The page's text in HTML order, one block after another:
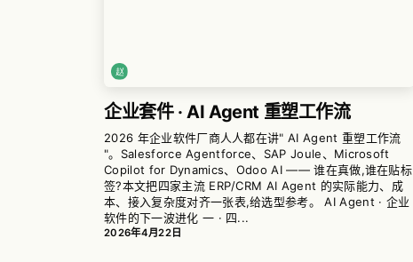
企业套件 · AI Agent 重塑工作流
2026 年企业软件厂商人人都在讲" AI Agent 重塑工作流
"。Salesforce Agentforce、SAP Joule、Microsoft
Copilot for Dynamics、Odoo AI —— 谁在真做,谁在贴标
签?本文把四家主流 ERP/CRM AI Agent 的实际能力、成
本、接入复杂度对齐一张表,给选型参考。 AI Agent · 企业
软件的下一波进化 一 · 四...
2026年4月22日